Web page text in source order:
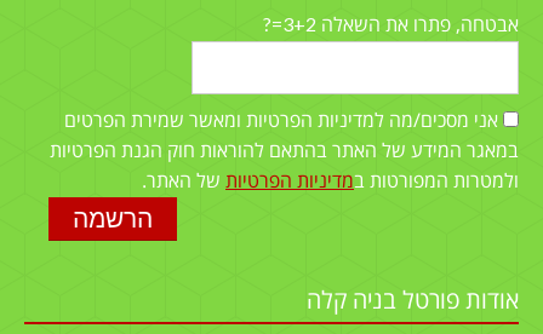
אבטחה, פתרו את השאלה 3+2=?
אני מסכים/מה למדיניות הפרטיות ומאשר שמירת הפרטים
במאגר המידע של האתר בהתאם להוראות חוק הגנת הפרטיות
ולמטרות המפורטות במדיניות הפרטיות של האתר.
אודות פורטל בניה קלה